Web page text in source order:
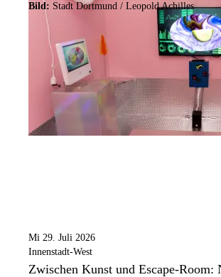
Bild: Stadt Dortmund / Leopold Achilles
Mi 29. Juli 2026
Innenstadt-West
Zwischen Kunst und Escape-Room: